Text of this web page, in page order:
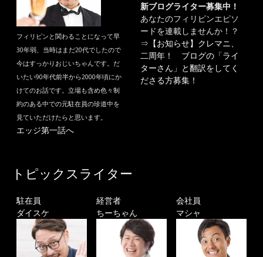
フィリピンと関わることになって早
30年弱、当時はまだ20代でしたので
今はすっかりおじいちゃんです。だ
いたい90年代前半から2000年頃にか
けてのお話です。立場も含め色々制
約のある中での元駐在員の珍道中を
見ていただけたらと思います。
エッジ第一話へ
新ブログライター募集中！
あなたのフィリピンエピソ
ードを連載しませんか！？
⇒ 【お知らせ】クレマニ、
二周年！ ブログの「ライ
ターさん」と翻訳をしてく
ださる方募集！
トピックスライター
駐在員
ダイスケ
経営者
ちーちゃん
会社員
マシャ